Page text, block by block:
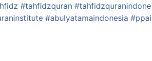
#tahfidzquran #tahfidzquranindone
#abulyatamaindonesia #ppai